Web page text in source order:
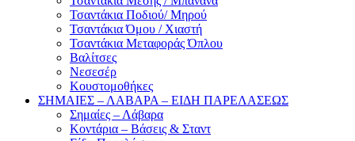
Τσαντάκια Ποδιού/ Μηρού
Τσαντάκια Όμου / Χιαστή
Τσαντάκια Μεταφοράς Όπλου
Βαλίτσες
Νεσεσέρ
Κουστομοθήκες
ΣΗΜΑΙΕΣ – ΛΑΒΑΡΑ – ΕΙΔΗ ΠΑΡΕΛΑΣΕΩΣ
Σημαίες – Λάβαρα
Κοντάρια – Βάσεις & Σταντ